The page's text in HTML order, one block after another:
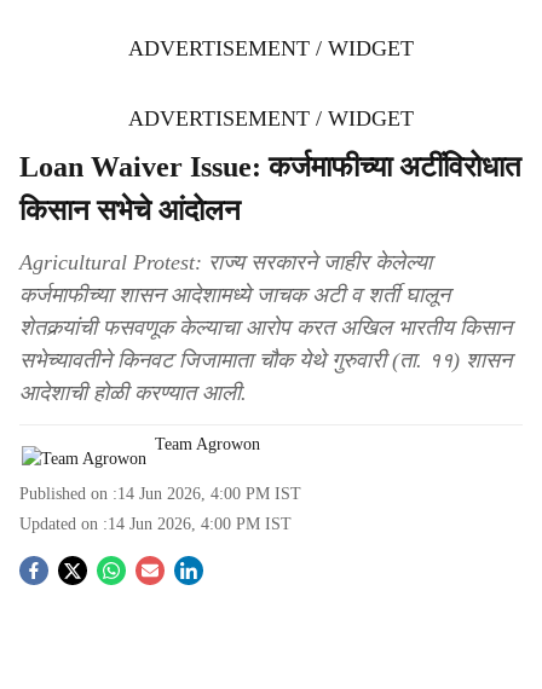
ADVERTISEMENT / WIDGET
ADVERTISEMENT / WIDGET
Loan Waiver Issue: कर्जमाफीच्या अटींविरोधात
किसान सभेचे आंदोलन
Agricultural Protest: राज्य सरकारने जाहीर केलेल्या
कर्जमाफीच्या शासन आदेशामध्ये जाचक अटी व शर्ती घालून
शेतकर्‍यांची फसवणूक केल्याचा आरोप करत अखिल भारतीय किसान
सभेच्यावतीने किनवट जिजामाता चौक येथे गुरुवारी (ता. ११) शासन
आदेशाची होळी करण्यात आली.
Team Agrowon
Published on :14 Jun 2026, 4:00 PM IST
Updated on :14 Jun 2026, 4:00 PM IST
S